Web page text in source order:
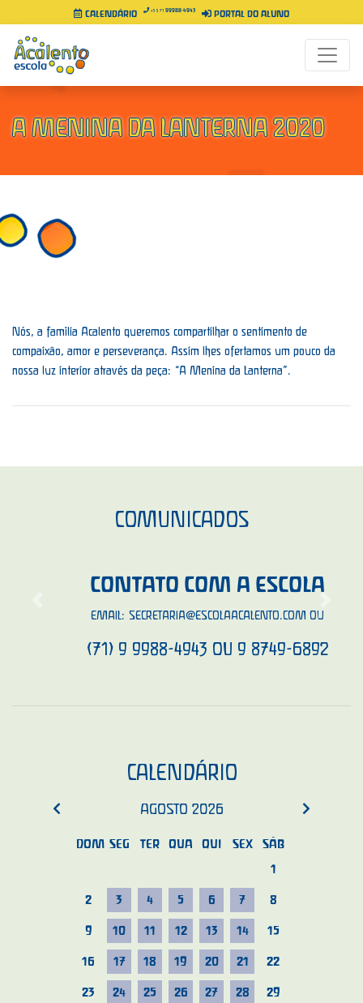
CALENDÁRIO +55 71 99988-4943 PORTAL DO ALUNO
A MENINA DA LANTERNA 2020
Nós, a família Acalento queremos compartilhar o sentimento de
compaixão, amor e perseverança. Assim lhes ofertamos um pouco da
nossa luz interior através da peça: “A Menina da Lanterna”.
COMUNICADOS
CONTATO COM A ESCOLA
EMAIL:SECRETARIA@ESCOLAACALENTO.COM OU
(71) 9 9988-4943 OU 9 8749-6892
CALENDÁRIO
AGOSTO 2026
DOM SEG TER QUA QUI SEX
SÁB
1
2 3 4 5 6 7 8
9 10 11 12 13 14 15
16 17 18 19 20 21 22
23 24 25 26 27 28 29